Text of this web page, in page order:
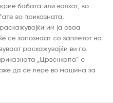
бабата или волкот, во
во приказната.
им ја оваа
се запознаат со заплетот на
раскажувајќи ви го.
„Црвенкапа“ е
да се пере во машина за